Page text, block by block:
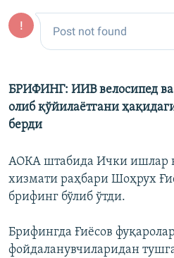
БРИФИНГ: ИИВ велосипед ва
олиб қўйилаётгани
берди
АОКА штабида Ички ишлар
хизмати раҳбари Шоҳрух
брифинг бўлиб ўтди.
Брифингда Ғиёсов
фойдаланувчиларидан